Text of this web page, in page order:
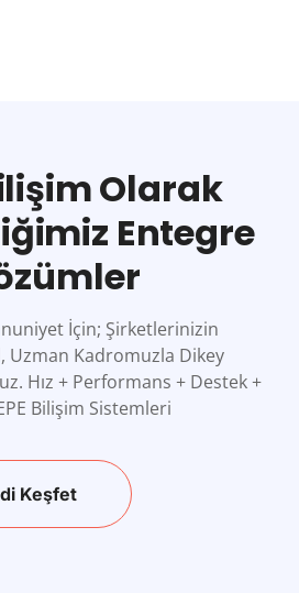
Olarak
Entegre
İçin; Şirketlerinizin
Uzman Kadromuzla Dikey
Hız + Performans + Destek +
Bilişim Sistemleri
Keşfet